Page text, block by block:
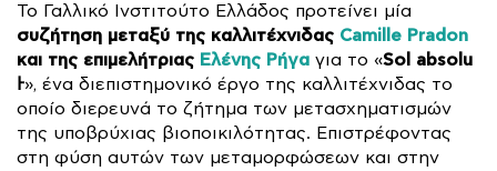
Το Γαλλικό Ινστιτούτο Ελλάδος προτείνει μία
συζήτηση μεταξύ της καλλιτέχνιδας Camille Pradon
και της επιμελήτριας Ελένης Ρήγα για το «Sol absolu
Ͱ», ένα διεπιστημονικό έργο της καλλιτέχνιδας το
οποίο διερευνά το ζήτημα των μετασχηματισμών
της υποβρύχιας βιοποικιλότητας. Επιστρέφοντας
στη φύση αυτών των μεταμορφώσεων και στην